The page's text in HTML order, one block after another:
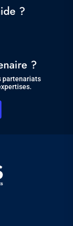
?
?
partenariats